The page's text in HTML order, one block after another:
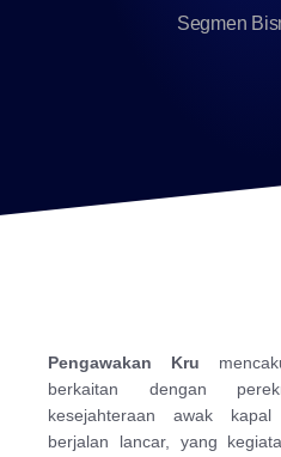
Segmen
Pengawakan Kru
berkaitan dengan
kesejahteraan awak
berjalan lancar, yang